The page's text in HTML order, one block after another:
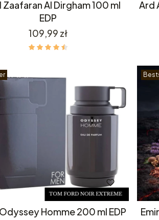
Zaafaran Al Dirgham 100 ml
EDP
Cena
109,99 zł
Ard
Homme 200 ml EDP